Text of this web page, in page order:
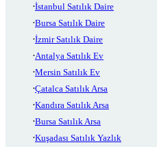
İstanbul Satılık Daire
Bursa Satılık Daire
İzmir Satılık Daire
Antalya Satılık Ev
Mersin Satılık Ev
Çatalca Satılık Arsa
Kandıra Satılık Arsa
Bursa Satılık Arsa
Kuşadası Satılık Yazlık